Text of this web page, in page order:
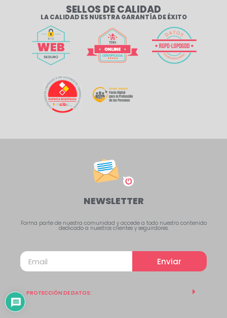
SELLOS DE CALIDAD
LA CALIDAD ES NUESTRA GARANTÍA DE ÉXITO
NEWSLETTER
Forma parte de nuestra comunidad y accede a todo nuestro contenido
dedicado a nuestros clientes y seguirdores.
Enviar
PROTECCIÓN DE DATOS: